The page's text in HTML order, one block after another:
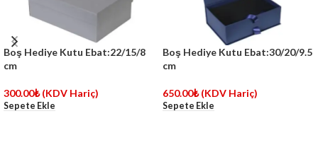
Boş Hediye Kutu Ebat:22/15/8
cm
300.00₺ (KDV Hariç)
Sepete Ekle
Boş Hediye Kutu Ebat:30/20/9.5
cm
650.00₺ (KDV Hariç)
Sepete Ekle